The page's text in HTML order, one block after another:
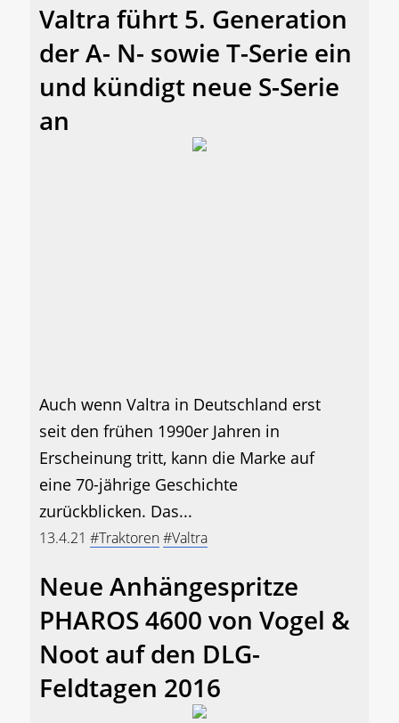
Valtra führt 5. Generation
der A- N- sowie T-Serie ein
und kündigt neue S-Serie
an
Auch wenn Valtra in Deutschland erst
seit den frühen 1990er Jahren in
Erscheinung tritt, kann die Marke auf
eine 70-jährige Geschichte
zurückblicken. Das...
13.4.21 #Traktoren#Valtra
Neue Anhängespritze
PHAROS 4600 von Vogel &
Noot auf den DLG-
Feldtagen 2016